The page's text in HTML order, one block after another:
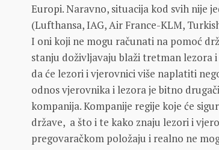
Europi. Naravno, situacija kod svih nije
(Lufthansa, IAG, Air France-KLM,
I oni koji ne mogu računati na pomoć
stanju doživljavaju blaži tretman lezora
da će lezori i vjerovnici više naplatiti
odnos vjerovnika i lezora je bitno
kompanija. Kompanije regije koje će
države, a što i te kako znaju lezori i
pregovaračkom položaju i realno ne